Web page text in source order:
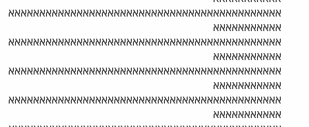
אאאאאאאאאאאאאאאאאאאאאאאאאאאאאאאאאאאאאאאאאאאא
אאאאאאאאאאא
אאאאאאאאאאאאאאאאאאאאאאאאאאאאאאאאאאאאאאאאאאאא
אאאאאאאאאאא
אאאאאאאאאאאאאאאאאאאאאאאאאאאאאאאאאאאאאאאאאאאא
אאאאאאאאאאא
אאאאאאאאאאאאאאאאאאאאאאאאאאאאאאאאאאאאאאאאאאאא
אאאאאאאאאאא